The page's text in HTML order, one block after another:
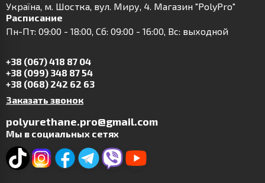
Українa, м. Шостка, вул. Миру, 4. Магазин "PolyPro"
Расписание
Пн-Пт: 09:00 - 18:00, Сб: 09:00 - 16:00, Вс: выходной
+38 (067) 418 87 04
+38 (099) 348 87 54
+38 (068) 242 62 63
Заказать звонок
polyurethane.pro@gmail.com
Мы в социальных сетях